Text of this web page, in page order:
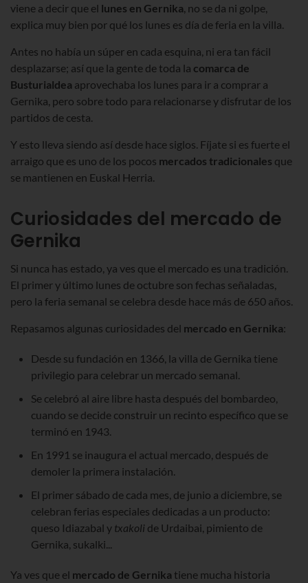
viene a decir que el lunes en Gernika, no se da ni golpe,
explica muy bien por qué los lunes es día de feria en la villa.
Antes no había un súper en cada esquina, ni era tan fácil
desplazarse; así que la gente de toda la comarca de
Busturialdea aprovechaba los lunes para ir a comprar a
Gernika, pero sobre todo para relacionarse y disfrutar de los
partidos de cesta.
Y esto lleva siendo así desde hace siglos. Fíjate si es fuerte el
arraigo que es uno de los pocos mercados tradicionales que
se mantienen en Euskal Herria.
Curiosidades del mercado de
Gernika
Si nunca has estado, ya ves que el mercado es una tradición.
El primer y último lunes de octubre son fechas señaladas,
pero la feria semanal se celebra desde hace más de 650 años.
Repasamos algunas curiosidades del mercado en Gernika:
Desde su fundación en 1366, la villa de Gernika tiene
privilegio para celebrar un mercado semanal.
Se celebró al aire libre hasta después del bombardeo,
cuando se decide construir un recinto específico que se
terminó en 1943.
En 1991 se inaugura el actual mercado, después de
demoler la primera instalación.
El primer sábado de cada mes, de junio a diciembre, se
celebran ferias especiales dedicadas a un producto:
queso Idiazabal y txakoli de Urdaibai, pimiento de
Gernika, sukalki...
Ya ves que el mercado de Gernika tiene mucha historia